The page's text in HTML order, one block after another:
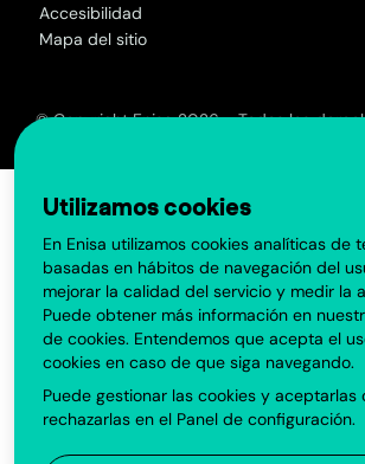
Utilizamos cookies
En Enisa utilizamos cookies analíticas de
basadas en hábitos de navegación del
mejorar la calidad del servicio y medir la
Puede obtener más información en
de cookies. Entendemos que acepta el
cookies en caso de que siga navegando.
Puede gestionar las cookies y aceptarlas
rechazarlas en el Panel de configuración.
Accesibilidad
Mapa del sitio
© Copyright Enisa 2026 - Todos los